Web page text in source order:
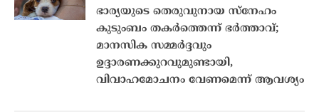
ഭാര്യയുടെ തെരുവുനായ സ്‌നേഹം
കുടുംബം തകര്‍ത്തെന്ന് ഭര്‍ത്താവ്;
മാനസിക സമ്മര്‍ദ്ദവും
ഉദ്ദാരണക്കുറവുമുണ്ടായി,
വിവാഹമോചനം വേണമെന്ന് ആവശ്യം